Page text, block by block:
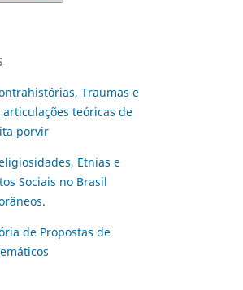
Traumas e
teóricas de
porvir
Etnias e
Sociais no Brasil
de Propostas de